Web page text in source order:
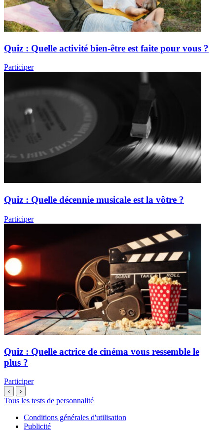
Quiz : Quelle activité bien-être est faite pour vous ?
Participer
Quiz : Quelle décennie musicale est la vôtre ?
Participer
Quiz : Quelle actrice de cinéma vous ressemble le
plus ?
Participer
‹ ›
Tous les tests de personnalité
Conditions générales d'utilisation
Publicité